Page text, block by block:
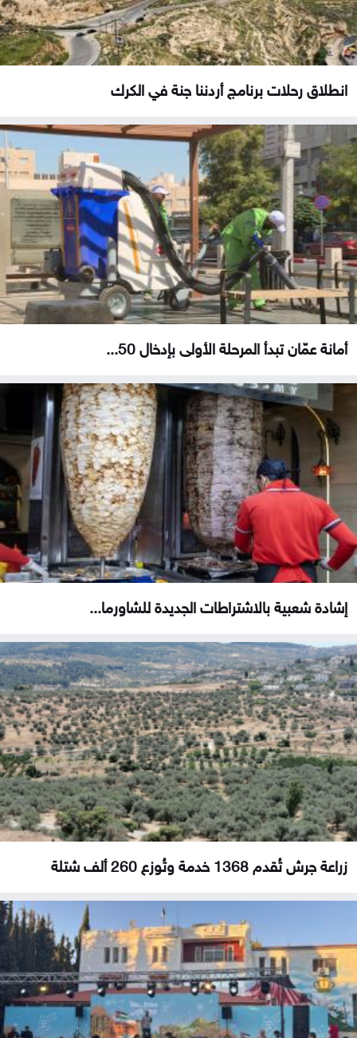
انطلاق رحلات برنامج أردننا جنة في الكرك
أمانة عمّان تبدأ المرحلة الأولى بإدخال 50...
إشادة شعبية بالاشتراطات الجديدة للشاورما...
زراعة جرش تُقدم 1368 خدمة وتُوزع 260 ألف شتلة